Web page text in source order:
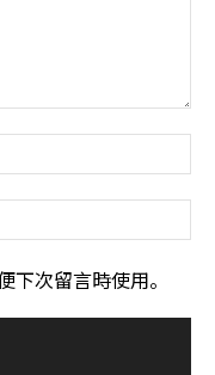
次留言時使用。